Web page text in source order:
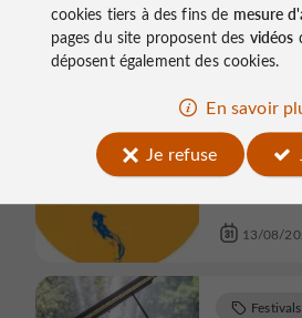
divorce
13/08/
Festival
13/08/
Festivals
cookies tiers à des fins de mesure
pages du site proposent des vidéos
déposent également des cookies.
En savoir
Je refuse